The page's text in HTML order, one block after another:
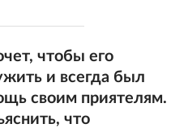
чтобы его
и всегда был
своим приятелям.
что